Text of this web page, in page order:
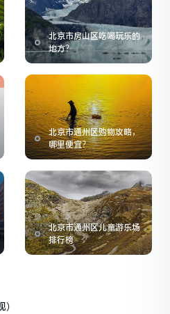
北京市房山区吃喝玩乐的
地方？
北京市通州区购物攻略，
哪里便宜？
北京市通州区儿童游乐场
排行榜
）